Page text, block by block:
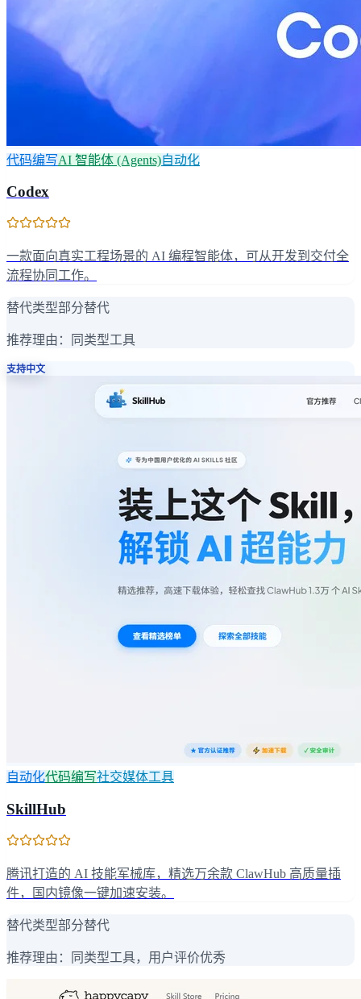
代码编写AI 智能体 (Agents)自动化
Codex
一款面向真实工程场景的 AI 编程智能体，可从开发到交付全
流程协同工作。
替代类型部分替代
推荐理由： 同类型工具
支持中文
自动化代码编写社交媒体工具
SkillHub
腾讯打造的 AI 技能军械库，精选万余款 ClawHub 高质量插
件，国内镜像一键加速安装。
替代类型部分替代
推荐理由： 同类型工具，用户评价优秀